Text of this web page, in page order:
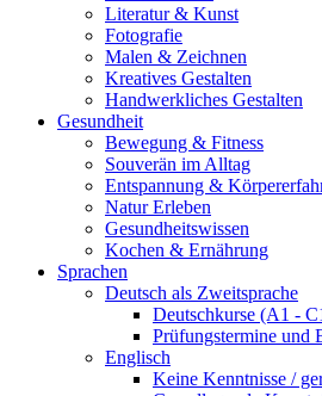
Literatur & Kunst
Fotografie
Malen & Zeichnen
Kreatives Gestalten
Handwerkliches Gestalten
Gesundheit
Bewegung & Fitness
Souverän im Alltag
Entspannung &
Natur Erleben
Gesundheitswissen
Kochen & Ernährung
Sprachen
Deutsch als Zweitsprache
Deutschkurse (A1 -
Prüfungstermine und
Englisch
Keine Kenntnisse /